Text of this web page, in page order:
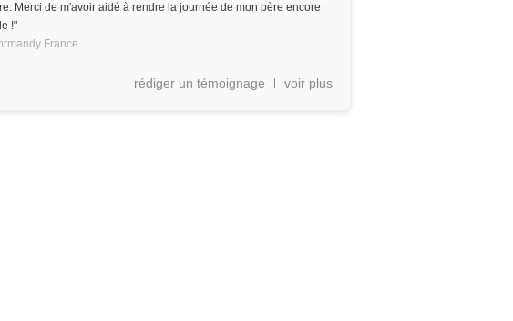
Merci de m'avoir aidé à rendre la journée de mon père encore
!"
France
rédiger un témoignage voir plus